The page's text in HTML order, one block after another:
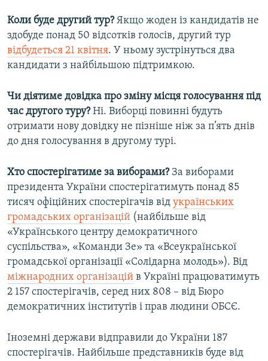
Коли буде другий тур?Якщо жоден із кандидатів не
здобуде понад 50 відсотків голосів, другий тур
відбудеться 21 квітня. У ньому зустрінуться два
кандидати з найбільшою підтримкою.
Чи діятиме довідка про зміну місця голосування під
час другого туру?Ні. Виборці повинні будуть
отримати нову довідку не пізніше ніж за п’ять днів
до дня голосування в другому турі.
Хто спостерігатиме за виборами? За виборами
президента України спостерігатимуть понад 85
тисяч офіційних спостерігачів від українських
громадських організацій (найбільше від
«Українського центру демократичного
суспільства», «Команди Зе» та «Всеукраїнської
громадської організації «Солідарна молодь»). Від
міжнародних організацій в Україні працюватимуть
2 157 спостерігачів, серед них 808 – від Бюро
демократичних інститутів і прав людини ОБСЄ.
Іноземні держави відправили до України 187
спостерігачів. Найбільше представників буде від